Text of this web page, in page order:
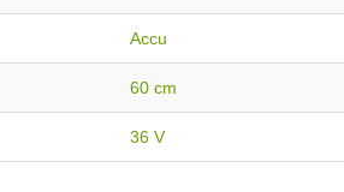
Accu
60 cm
36 V